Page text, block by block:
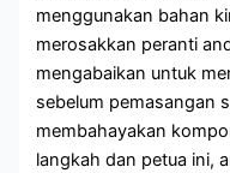
menggunakan bahan
merosakkan peranti
mengabaikan untuk
sebelum pemasangan
membahayakan
langkah dan petua ini,